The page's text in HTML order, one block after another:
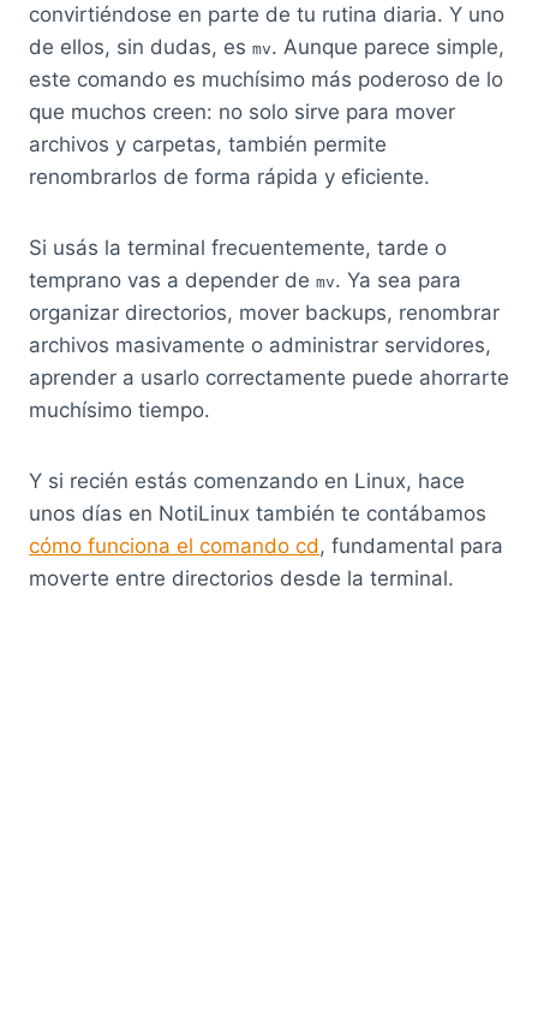
convirtiéndose en parte de tu rutina diaria. Y uno
de ellos, sin dudas, es mv. Aunque parece simple,
este comando es muchísimo más poderoso de lo
que muchos creen: no solo sirve para mover
archivos y carpetas, también permite
renombrarlos de forma rápida y eficiente.
Si usás la terminal frecuentemente, tarde o
temprano vas a depender de mv. Ya sea para
organizar directorios, mover backups, renombrar
archivos masivamente o administrar servidores,
aprender a usarlo correctamente puede ahorrarte
muchísimo tiempo.
Y si recién estás comenzando en Linux, hace
unos días en NotiLinux también te contábamos
cómo funciona el comando cd , fundamental para
moverte entre directorios desde la terminal.